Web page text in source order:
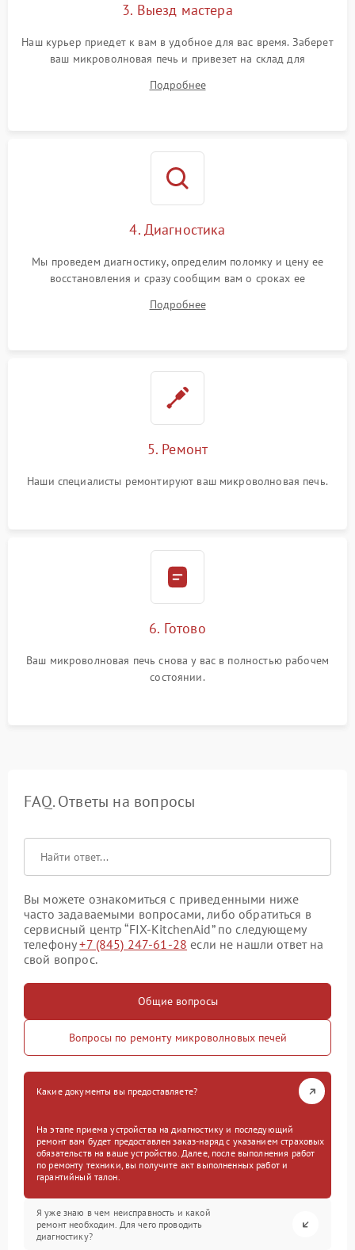
3. Выезд мастера
Наш курьер приедет к вам в удобное для вас время. Заберет
ваш микроволновая печь и привезет на склад для
Подробнее
4. Диагностика
Мы проведем диагностику, определим поломку и цену ее
восстановления и сразу сообщим вам о сроках ее
Подробнее
5. Ремонт
Наши специалисты ремонтируют ваш микроволновая печь.
6. Готово
Ваш микроволновая печь снова у вас в полностью рабочем
состоянии.
FAQ. Ответы на вопросы
Вы можете ознакомиться с приведенными ниже
часто задаваемыми вопросами, либо обратиться в
сервисный центр “FIX-KitchenAid” по следующему
телефону+7 (845) 247-61-28 если не нашли ответ на
свой вопрос.
Общие вопросы
Вопросы по ремонту микроволновых печей
Какие документы вы предоставляете?
На этапе приема устройства на диагностику и последующий
ремонт вам будет предоставлен заказ-наряд с указанием страховых
обязательств на ваше устройство. Далее, после выполнения работ
по ремонту техники, вы получите акт выполненных работ и
гарантийный талон.
Я уже знаю в чем неисправность и какой
ремонт необходим. Для чего проводить
диагностику?